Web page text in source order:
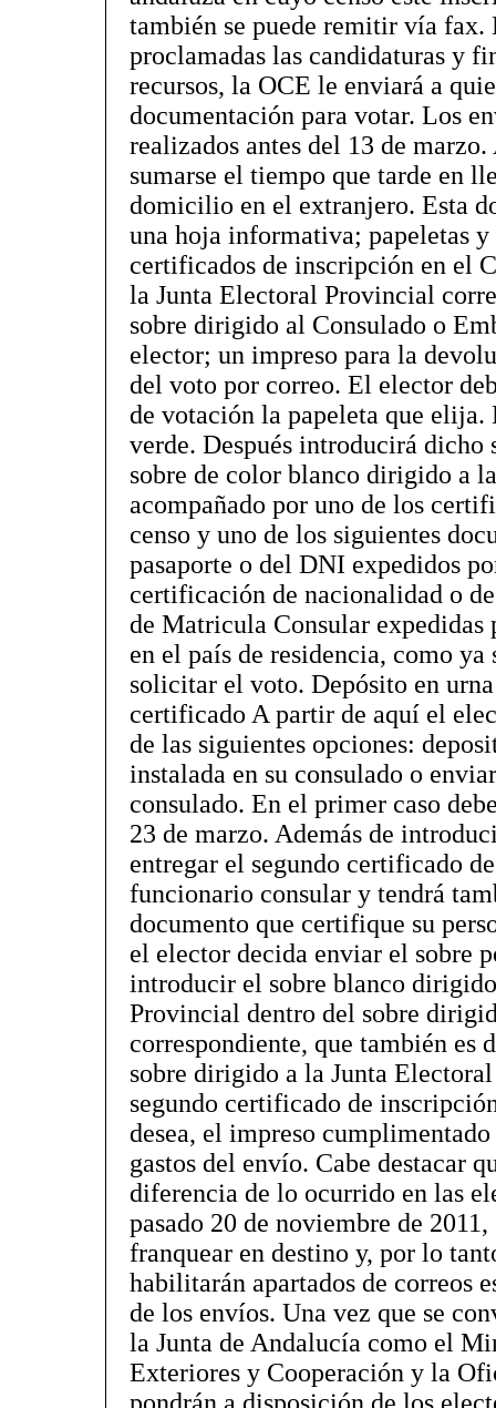
también se puede remitir vía fax.
proclamadas las candidaturas y
recursos, la OCE le enviará a
documentación para votar. Los
realizados antes del 13 de marzo.
sumarse el tiempo que tarde en
domicilio en el extranjero. Esta
una hoja informativa; papeletas
certificados de inscripción en el
la Junta Electoral Provincial
sobre dirigido al Consulado o
elector; un impreso para la
del voto por correo. El elector
de votación la papeleta que elija.
verde. Después introducirá dicho
sobre de color blanco dirigido a
acompañado por uno de los
censo y uno de los siguientes
pasaporte o del DNI expedidos
certificación de nacionalidad o
de Matricula Consular expedidas
en el país de residencia, como
solicitar el voto. Depósito en
certificado A partir de aquí el
de las siguientes opciones:
instalada en su consulado o
consulado. En el primer caso
23 de marzo. Además de
entregar el segundo certificado
funcionario consular y tendrá
documento que certifique su
el elector decida enviar el sobre
introducir el sobre blanco
Provincial dentro del sobre
correspondiente, que también es
sobre dirigido a la Junta
segundo certificado de
desea, el impreso
gastos del envío. Cabe destacar
diferencia de lo ocurrido en las
pasado 20 de noviembre de
franquear en destino y, por lo
habilitarán apartados de correos
de los envíos. Una vez que se
la Junta de Andalucía como el
Exteriores y Cooperación y la